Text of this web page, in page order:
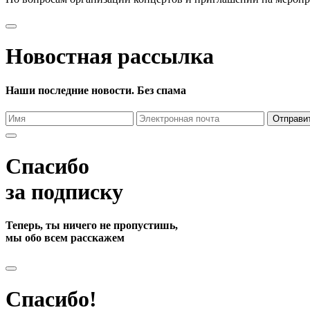
Новостная рассылка
Наши последние новости. Без спама
Спасибо
за подписку
Теперь, ты ничего не пропустишь,
мы обо всем расскажем
Спасибо!